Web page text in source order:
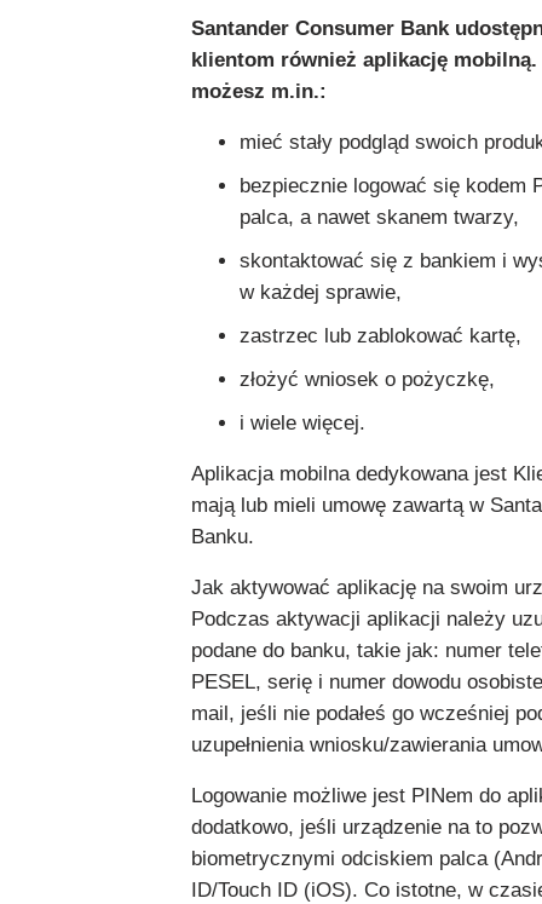
Santander Consumer Bank
klientom również aplikację
możesz m.in.:
mieć stały podgląd swoich
bezpiecznie logować się kodem
palca, a nawet skanem twarzy,
skontaktować się z bankiem i
w każdej sprawie,
zastrzec lub zablokować kartę,
złożyć wniosek o pożyczkę,
i wiele więcej.
Aplikacja mobilna dedykowana jest
mają lub mieli umowę zawartą w
Banku.
Jak aktywować aplikację na swoim
Podczas aktywacji aplikacji należy
podane do banku, takie jak: numer
PESEL, serię i numer dowodu
mail, jeśli nie podałeś go wcześniej
uzupełnienia wniosku/zawierania
Logowanie możliwe jest PINem do
dodatkowo, jeśli urządzenie na to
biometrycznymi odciskiem palca
ID/Touch ID (iOS). Co istotne, w